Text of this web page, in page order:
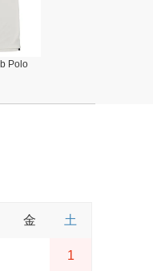
Polo
金 土
1